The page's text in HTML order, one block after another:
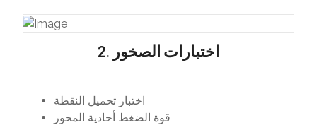
2. اختبارات الصخور
اختبار تحميل النقطة
قوة الضغط أحادية المحور